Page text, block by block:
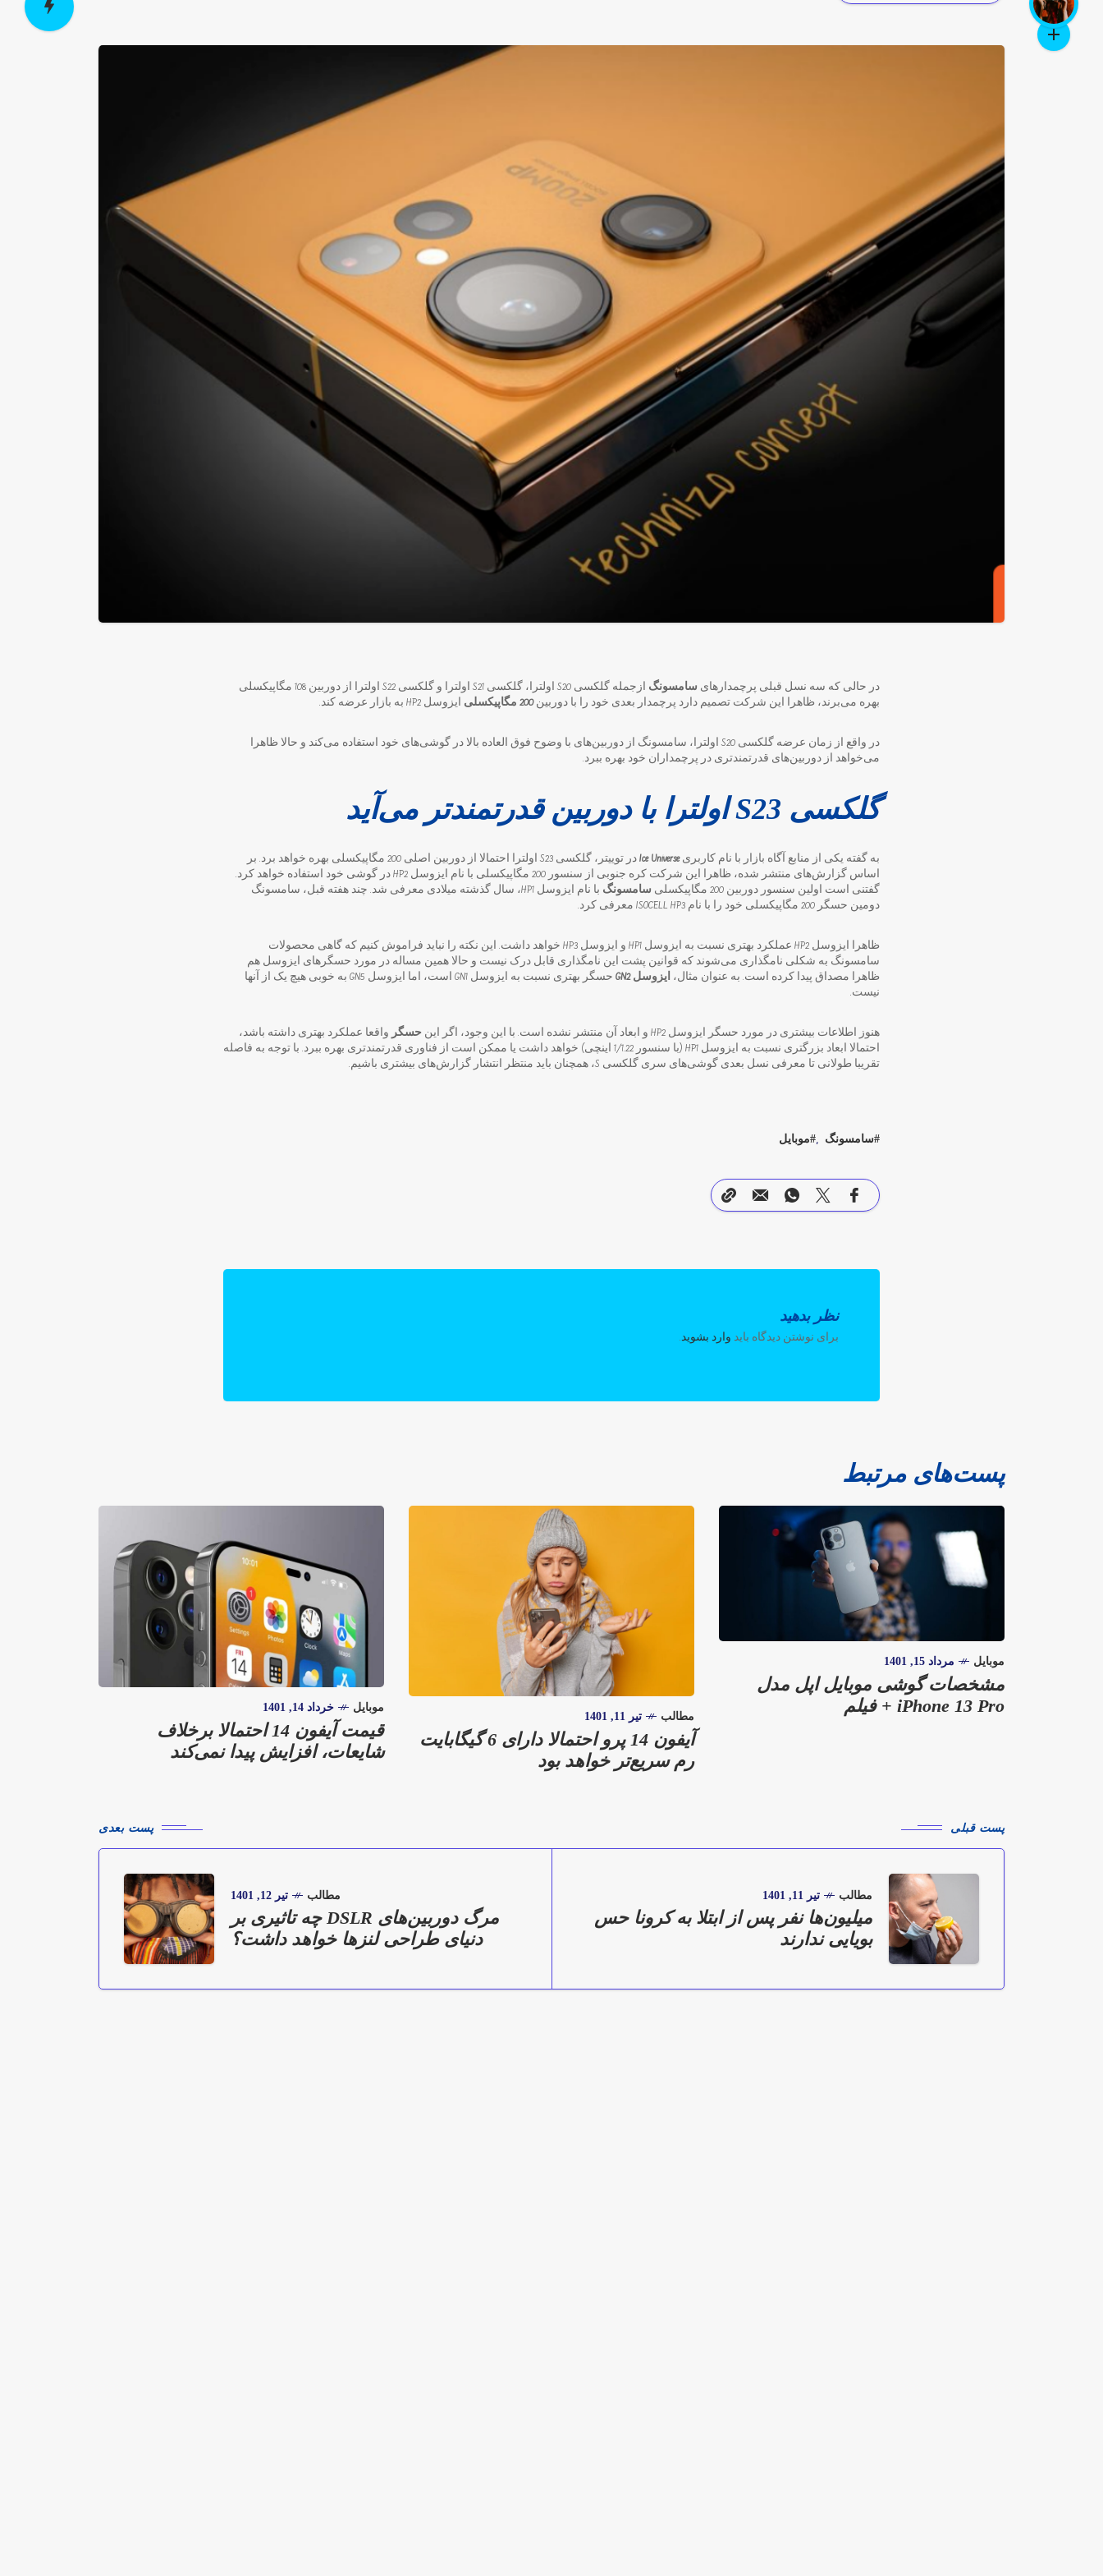
در حالی که سه نسل قبلی پرچمدارهای سامسونگ
ازجمله گلکسی S20 اولترا، گلکسی S21 اولترا و گلکسی S22 اولترا از دوربین 108 مگاپیکسلی
بهره می‌برند، ظاهرا این شرکت تصمیم دارد پرچمدار بعدی خود را با دوربین200 مگاپیکسلی ایزوسل HP2 به بازار عرضه کند.
در واقع از زمان عرضه گلکسی S20 اولترا، سامسونگ از دوربین‌های با وضوح فوق العاده بالا در گوشی‌های خود استفاده می‌کند و حالا ظاهرا
می‌خواهد از دوربین‌های قدرتمندتری در پرچمداران خود بهره ببرد.
گلکسی S23‌ اولترا با دوربین قدرتمندتر می‌آید
به گفته یکی از منابع آگاه بازار با نام کاربریIce Universe
در توییتر، گلکسی S23 اولترا احتمالا از دوربین اصلی 200 مگاپیکسلی بهره خواهد برد. بر
اساس گزارش‌های منتشر شده، ظاهرا این شرکت کره جنوبی از سنسور 200 مگاپیکسلی با نام ایزوسل HP2 در گوشی خود استفاده خواهد کرد.
گفتنی است اولین سنسور دوربین 200 مگاپیکسلی
سامسونگ
با نام ایزوسل HP1، سال گذشته میلادی معرفی شد. چند هفته قبل، سامسونگ
دومین حسگر 200 مگاپیکسلی خود را با نام ISOCELL HP3 معرفی کرد.
ظاهرا ایزوسل HP2 عملکرد بهتری نسبت به ایزوسل HP1 و ایزوسل HP3 خواهد داشت. این نکته را نباید فراموش کنیم که گاهی محصولات
سامسونگ به شکلی نامگذاری می‌شوند که قوانین پشت این نامگذاری قابل درک نیست و حالا همین مساله در مورد حسگرهای ایزوسل هم
ظاهرا مصداق پیدا کرده است. به عنوان مثال، ایزوسل GN2
حسگر بهتری نسبت به ایزوسل GN1 است، اما ایزوسل GN5 به خوبی هیچ یک از آنها
نیست.
هنوز اطلاعات بیشتری در مورد حسگر ایزوسل HP2 و ابعاد آن منتشر نشده است. با این وجود، اگر این حسگر واقعا عملکرد بهتری داشته باشد،
احتمالا ابعاد بزرگتری نسبت به ایزوسل HP1 (با سنسور 1/1.22 اینچی) خواهد داشت یا ممکن است از فناوری قدرتمندتری بهره ببرد. با توجه به فاصله
تقریبا طولانی تا معرفی نسل بعدی گوشی‌های سری گلکسی S، همچنان باید منتظر انتشار گزارش‌های بیشتری باشیم.
سامسونگ موبایل
نظر بدهید
برای نوشتن دیدگاه باید وارد بشوید.
پست‌های مرتبط
موبایل مرداد 15, 1401
مشخصات گوشی موبایل اپل مدل
iPhone 13 Pro + فیلم
مطالب تیر 11, 1401
آیفون 14 پرو احتمالا دارای 6 گیگابایت
رم سریع‌تر خواهد بود
موبایل خرداد 14, 1401
قیمت آیفون 14 احتمالا برخلاف
شایعات، افزایش پیدا نمی‌کند
پست قبلی پست بعدی
مطالب تیر 11, 1401
میلیون‌ها نفر پس از ابتلا به کرونا حس
بویایی ندارند
مطالب تیر 12, 1401
مرگ دوربین‌های DSLR چه تاثیری بر
دنیای طراحی لنزها خواهد داشت؟